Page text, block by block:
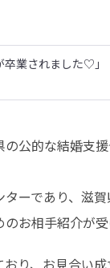
業されました♡」
公的な結婚支援
ーであり、滋
お相手紹介が
り、お見合い